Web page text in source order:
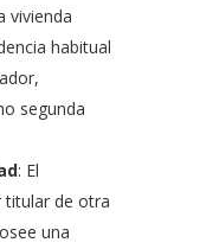
vivienda
habitual
segunda
: El
titular de otra
una